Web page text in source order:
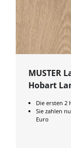
MUSTER
Hobart
Die ersten 2
Sie zahlen
Euro